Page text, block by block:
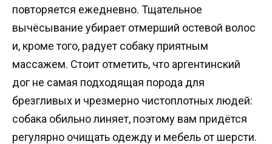
повторяется ежедневно. Тщательное
вычёсывание убирает отмерший остевой волос
и, кроме того, радует собаку приятным
массажем. Стоит отметить, что аргентинский
дог не самая подходящая порода для
брезгливых и чрезмерно чистоплотных людей:
собака обильно линяет, поэтому вам придётся
регулярно очищать одежду и мебель от шерсти.